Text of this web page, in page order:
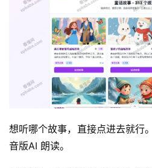
营
想听哪个故事，直接点进去就行
音版AI 朗读。